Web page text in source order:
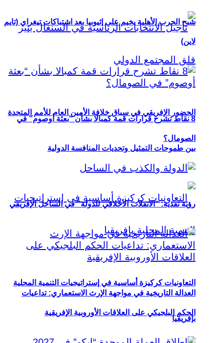
الحضور الإفريقي في سباق خلافة الأمين العام للأمم المتحدة
بين طموحات التمثيل وتحديات المنافسة الدولية
التعاونيات كركيزة أساسية في إستراتيجيات التنمية المحلية
بإفريقيا
شبح الحرب الأهلية يخيم على إثيوبيا بعد اشتباكات تيغراي (تايم
لاين)
8 نقاط تشرح قرارات قمة كمبالا بشأن “بعثة أوصوم” في
الصومال؟
رؤية نقدية: “الانقلاب الأخلاقي للدولة” في الساحل الإفريقي
العدالة التاريخية في مواجهة الإرث الاستعماري: تداعيات
الحكم البلجيكي على العلاقات الأوروبية الإفريقية